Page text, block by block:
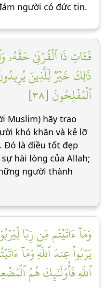
người có đức tin.
فَـَٔاتِ ذَا ٱلۡقُرۡبَىٰ حَقَّهُۥ
ذَٰلِكَ خَيۡرٞ لِّلَّذِينَ
ٱلۡمُفۡلِحُونَ [٣٨]
Muslim) hãy trao
khó khăn và kẻ lỡ
Đó là điều tốt đẹp
hài lòng của Allah;
người thành
وَمَآ ءَاتَيۡتُم مِّن رِّبٗا
يَرۡبُواْ عِندَ ٱللَّهِۖ وَمَآ
ٱللَّهِ فَأُوْلَٰٓئِكَ هُمُ